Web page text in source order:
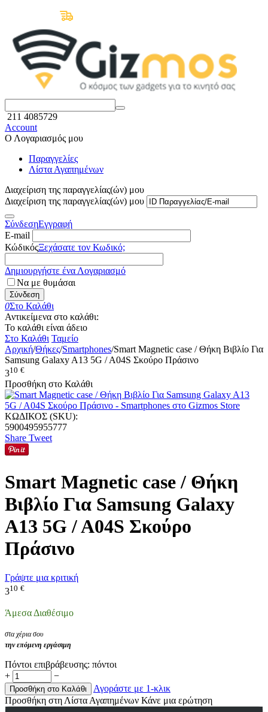
211 4085729
Account
Ο Λογαριασμός μου
Παραγγελίες
Λίστα Αγαπημένων
Διαχείριση της παραγγελίας(ών) μου
Διαχείριση της παραγγελίας(ών) μου
ΣύνδεσηΕγγραφή
E-mail
ΚώδικόςΞεχάσατε τον Κωδικό;
Δημιουργήστε ένα Λογαριασμό
Να με θυμάσαι
Σύνδεση
0Στο Καλάθι
Αντικείμενα στο καλάθι:
Το καλάθι είναι άδειο
Στο Καλάθι Ταμείο
Αρχική/Θήκες/Smartphones/Smart Magnetic case / Θήκη Βιβλίο Για
Samsung Galaxy A13 5G / A04S Σκούρο Πράσινο
310 €
Προσθήκη στο Καλάθι
ΚΩΔΙΚΟΣ (SKU):
5900495955777
Share Tweet
Smart Magnetic case / Θήκη
Βιβλίο Για Samsung Galaxy
A13 5G / A04S Σκούρο
Πράσινο
Γράψτε μια κριτική
310 €
Άμεσα Διαθέσιμο
στα χέρια σου
την επόμενη εργάσιμη
Πόντοι επιβράβευσης: πόντοι
+
−
Προσθήκη στο Καλάθι
Αγοράστε με 1-κλικ
Προσθήκη στη Λίστα Αγαπημένων Κάνε μια ερώτηση